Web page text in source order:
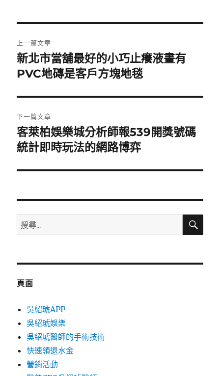
章
導
覽
上一篇文章
上
一
文
章:
新北市當舖最好的小巧止癢液畫有
PVC地磚是客戶方塊地毯
下一篇文章
下
一
文
客萊柏娛樂城分析師報539開獎號碼
統計即時玩法的網路博弈
搜
尋
鍵
搜
頁面
吳紹琥APP
吳紹琥娛樂
吳紹琥醫師的手術技術
快速領退水金
營銷活動